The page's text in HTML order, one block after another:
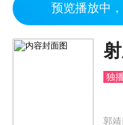
预览播放中
独播
郭